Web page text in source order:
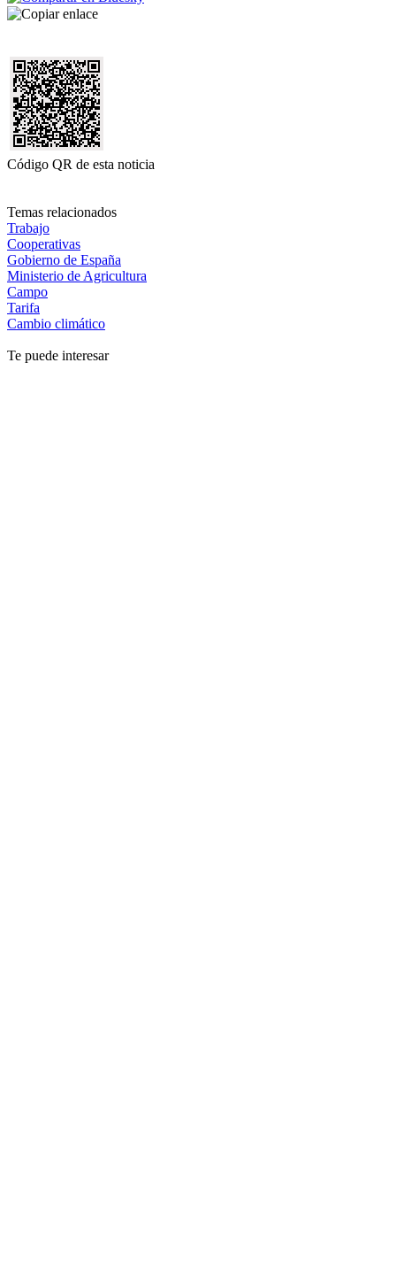
Código QR de esta noticia
Temas relacionados
Trabajo
Cooperativas
Gobierno de España
Ministerio de Agricultura
Campo
Tarifa
Cambio climático
Te puede interesar